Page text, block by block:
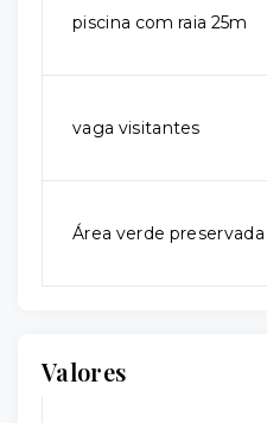
piscina com raia 25m
vaga visitantes
Área verde preservada
Valores